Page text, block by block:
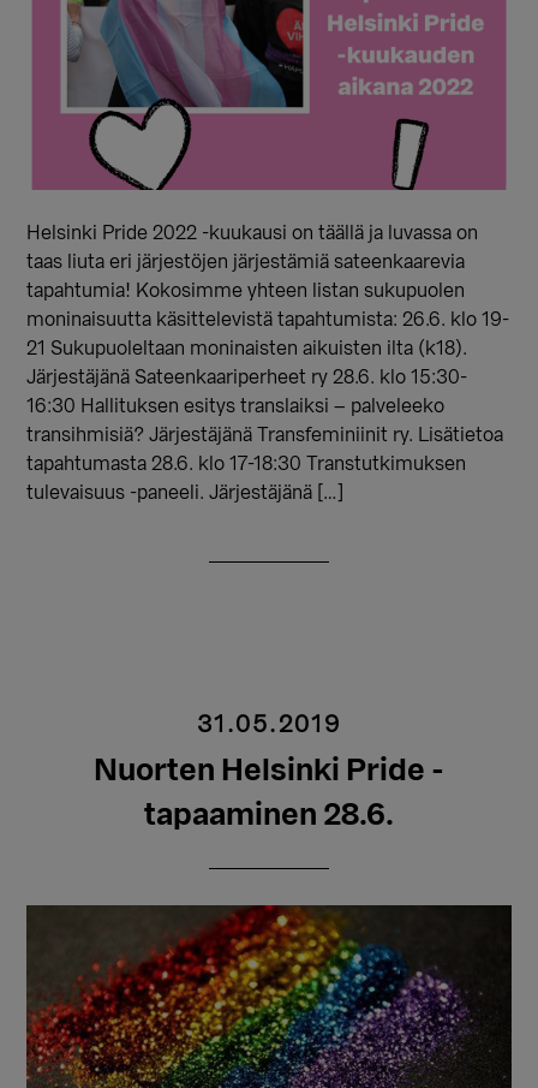
Helsinki Pride 2022 -kuukausi on täällä ja luvassa on
taas liuta eri järjestöjen järjestämiä sateenkaarevia
tapahtumia! Kokosimme yhteen listan sukupuolen
moninaisuutta käsittelevistä tapahtumista: 26.6. klo 19-
21 Sukupuoleltaan moninaisten aikuisten ilta (k18).
Järjestäjänä Sateenkaariperheet ry 28.6. klo 15:30-
16:30 Hallituksen esitys translaiksi – palveleeko
transihmisiä? Järjestäjänä Transfeminiinit ry. Lisätietoa
tapahtumasta 28.6. klo 17-18:30 Transtutkimuksen
tulevaisuus -paneeli. Järjestäjänä […]
31.05.2019
Nuorten Helsinki Pride -
tapaaminen 28.6.